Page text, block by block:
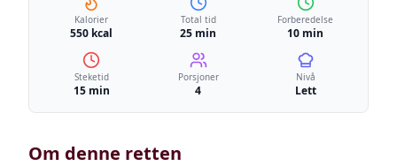
Kalorier
550 kcal
Total tid
25 min
Forberedelse
10 min
Steketid
15 min
Porsjoner
4
Nivå
Lett
Om denne retten